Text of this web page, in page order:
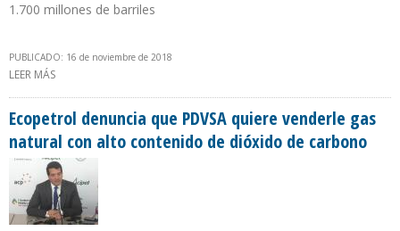
1.700 millones de barriles
PUBLICADO: 16 de noviembre de 2018
LEER MÁS
Ecopetrol denuncia que PDVSA quiere venderle gas
natural con alto contenido de dióxido de carbono